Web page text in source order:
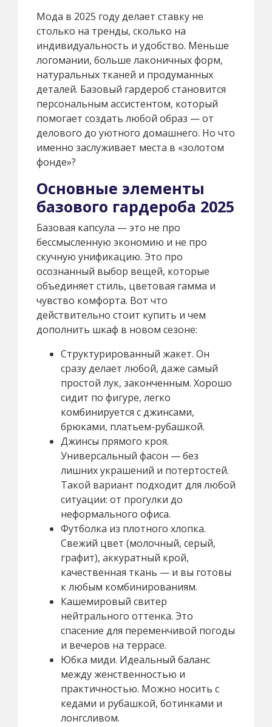
Мода в 2025 году делает ставку не
столько на тренды, сколько на
индивидуальность и удобство. Меньше
логомании, больше лаконичных форм,
натуральных тканей и продуманных
деталей. Базовый гардероб становится
персональным ассистентом, который
помогает создать любой образ — от
делового до уютного домашнего. Но что
именно заслуживает места в «золотом
фонде»?
Основные элементы
базового гардероба 2025
Базовая капсула — это не про
бессмысленную экономию и не про
скучную унификацию. Это про
осознанный выбор вещей, которые
объединяет стиль, цветовая гамма и
чувство комфорта. Вот что
действительно стоит купить и чем
дополнить шкаф в новом сезоне:
Структурированный жакет. Он
сразу делает любой, даже самый
простой лук, законченным. Хорошо
сидит по фигуре, легко
комбинируется с джинсами,
брюками, платьем-рубашкой.
Джинсы прямого кроя.
Универсальный фасон — без
лишних украшений и потертостей.
Такой вариант подходит для любой
ситуации: от прогулки до
неформального офиса.
Футболка из плотного хлопка.
Свежий цвет (молочный, серый,
графит), аккуратный крой,
качественная ткань — и вы готовы
к любым комбинированиям.
Кашемировый свитер
нейтрального оттенка. Это
спасение для переменчивой погоды
и вечеров на террасе.
Юбка миди. Идеальный баланс
между женственностью и
практичностью. Можно носить с
кедами и рубашкой, ботинками и
лонгсливом.